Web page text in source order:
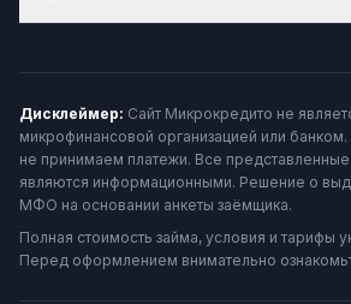
Дисклеймер: Сайт Микрокредито не
микрофинансовой организацией или
не принимаем платежи. Все
являются информационными. Решение о
МФО на основании анкеты заёмщика.
Полная стоимость займа, условия и тарифы
Перед оформлением внимательно